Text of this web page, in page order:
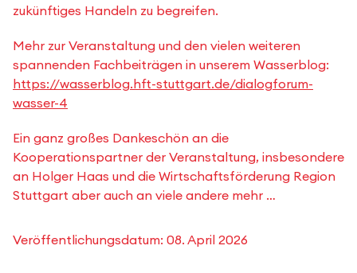
zukünftiges Handeln zu begreifen.
Mehr zur Veranstaltung und den vielen weiteren
spannenden Fachbeiträgen in unserem Wasserblog:
https://wasserblog.hft-stuttgart.de/dialogforum-
wasser-4
Ein ganz großes Dankeschön an die
Kooperationspartner der Veranstaltung, insbesondere
an Holger Haas und die Wirtschaftsförderung Region
Stuttgart aber auch an viele andere mehr …
Veröffentlichungsdatum: 08. April 2026